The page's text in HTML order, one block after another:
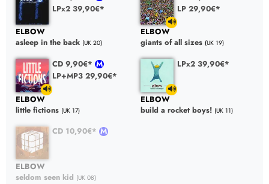
LPx2 39,90€*
ELBOW
asleep in the back (UK 20)
LP 29,90€*
ELBOW
giants of all sizes (UK 19)
CD 9,90€*
LP+MP3 29,90€*
ELBOW
little fictions (UK 17)
LPx2 39,90€*
ELBOW
build a rocket boys! (UK 11)
CD 10,90€*
ELBOW
seldom seen kid (UK 08)